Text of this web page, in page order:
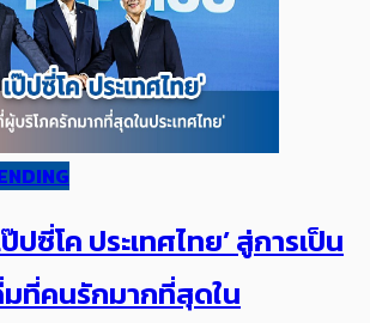
ปซี่โค ประเทศไทย’ ​สู่การเป็น
ที่คนรักมากที่สุดใน